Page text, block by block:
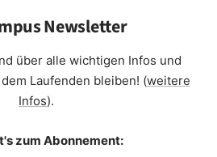
Newsletter
über alle wichtigen Infos und
Laufenden bleiben! (weitere
Infos).
zum Abonnement:
Lust zu laufen ...